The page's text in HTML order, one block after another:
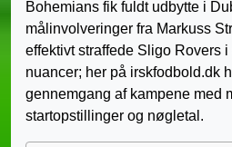
Bohemians fik fuldt udbytte i
målinvolveringer fra Markuss
effektivt straffede Sligo Rovers
nuancer; her på irskfodbold.dk
gennemgang af kampene med
startopstillinger og nøgletal.